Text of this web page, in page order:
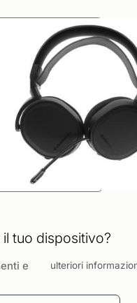
tuo dispositivo?
e
ulteriori